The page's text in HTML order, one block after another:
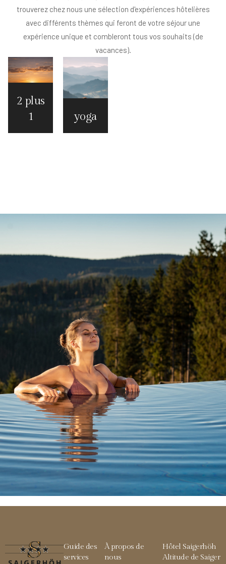
trouverez chez nous une sélection d'expériences hôtelières
avec différents thèmes qui feront de votre séjour une
expérience unique et combleront tous vos souhaits (de
vacances).
2 plus
1
yoga
Guide des
services
À propos de
nous
Hôtel Saigerhöh
Altitude de Saiger